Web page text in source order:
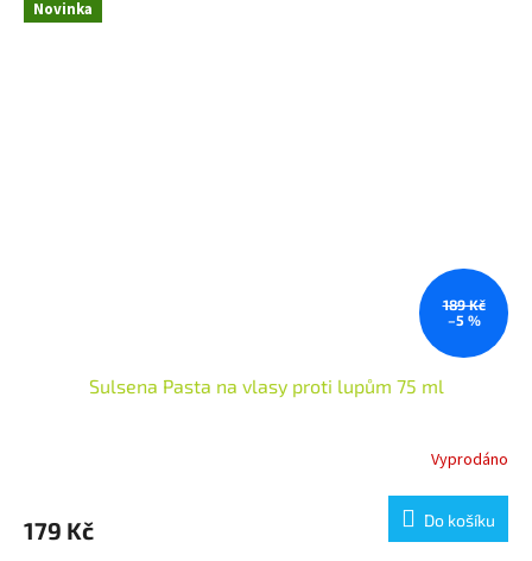
Novinka
189 Kč
–5 %
Sulsena Pasta na vlasy proti lupům 75 ml
Vyprodáno
179 Kč Do košíku